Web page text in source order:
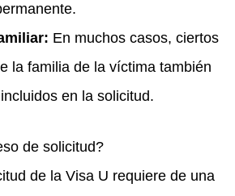
En muchos casos, ciertos
la familia de la víctima también
en la solicitud.
de solicitud?
de la Visa U requiere de una